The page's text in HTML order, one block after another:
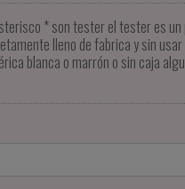
* son tester el tester es
lleno de fabrica y sin usar
blanca o marrón o sin caja